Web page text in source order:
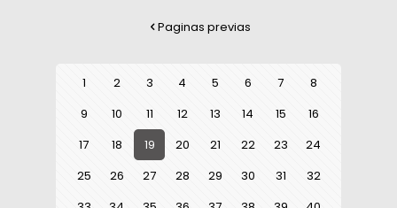
Paginas previas
1 2 3 4 5 6 7
8
9
10 11 12 13 14 15
16
17
18 19 20 21 22 23
24
25
26 27 28 29 30 31
32